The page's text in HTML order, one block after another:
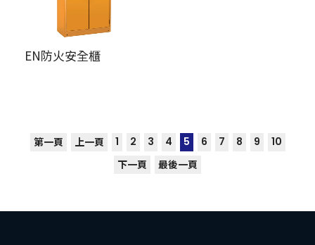
EN防火安全櫃
第一頁 上一頁 1 2 3 4 5 6 7 8 9
10
下一頁
最後一頁